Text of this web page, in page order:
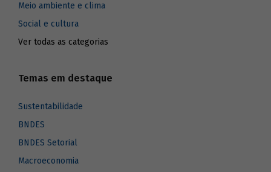
Meio ambiente e clima
Social e cultura
Ver todas as categorias
Temas em destaque
Sustentabilidade
BNDES
BNDES Setorial
Macroeconomia